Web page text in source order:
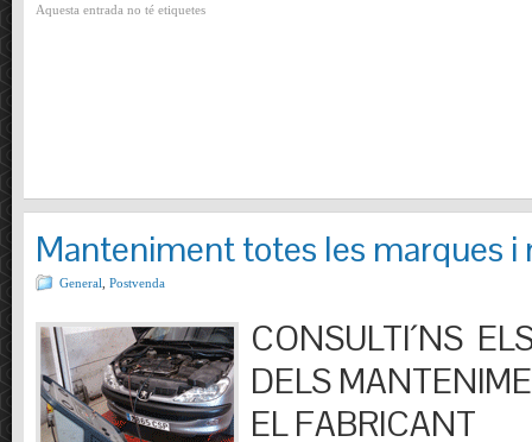
Aquesta entrada no té etiquetes
Manteniment totes les marques i
General Postvenda
CONSULTI´NS
DELS
EL FABRICANT